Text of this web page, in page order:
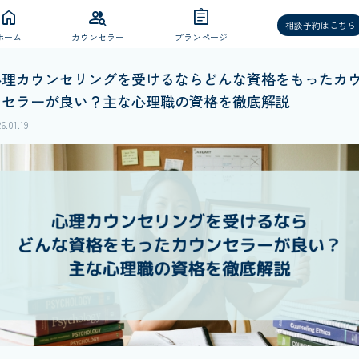
ーム
group_search
カウンセラー
assignment
プランページ
相談予約はこちら
カウンセリングを受けるならどんな資格をもったカ
ラーが良い？主な心理職の資格を徹底解説